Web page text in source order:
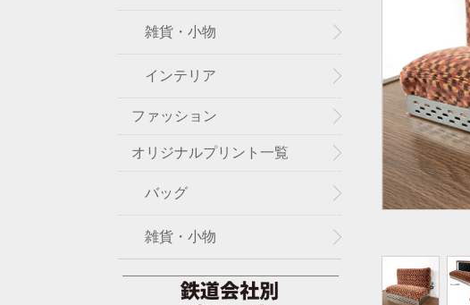
雑貨・小物
インテリア
ファッション
オリジナルプリント一覧
バッグ
雑貨・小物